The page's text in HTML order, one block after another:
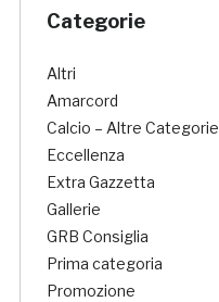
Categorie
Altri
Amarcord
Calcio – Altre Categorie
Eccellenza
Extra Gazzetta
Gallerie
GRB Consiglia
Prima categoria
Promozione